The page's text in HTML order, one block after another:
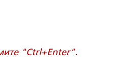
"Ctrl+Enter".